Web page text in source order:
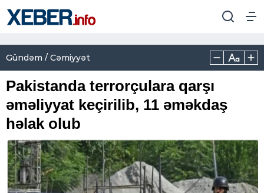
Gündəm / Cəmiyyət
Pakistanda terrorçulara qarşı
əməliyyat keçirilib, 11 əməkdaş
həlak olub